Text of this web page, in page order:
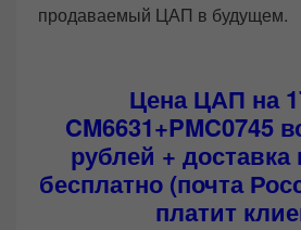
продаваемый ЦАП в будущем.
Цена ЦАП на
CM6631+PMC0745
рублей + доставка
бесплатно (почта
платит